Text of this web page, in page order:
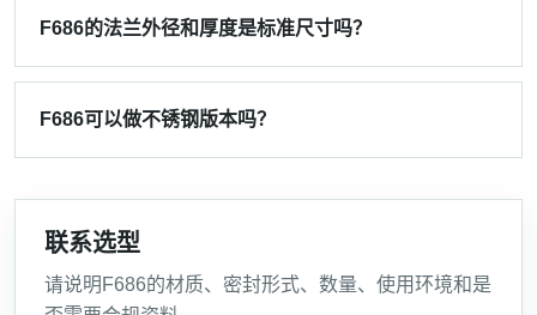
F686的法兰外径和厚度是标准尺寸吗？
F686可以做不锈钢版本吗？
联系选型
请说明F686的材质、密封形式、数量、使用环境和是